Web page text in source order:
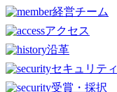
経営チーム
アクセス
沿革
セキュリティ
受賞・採択